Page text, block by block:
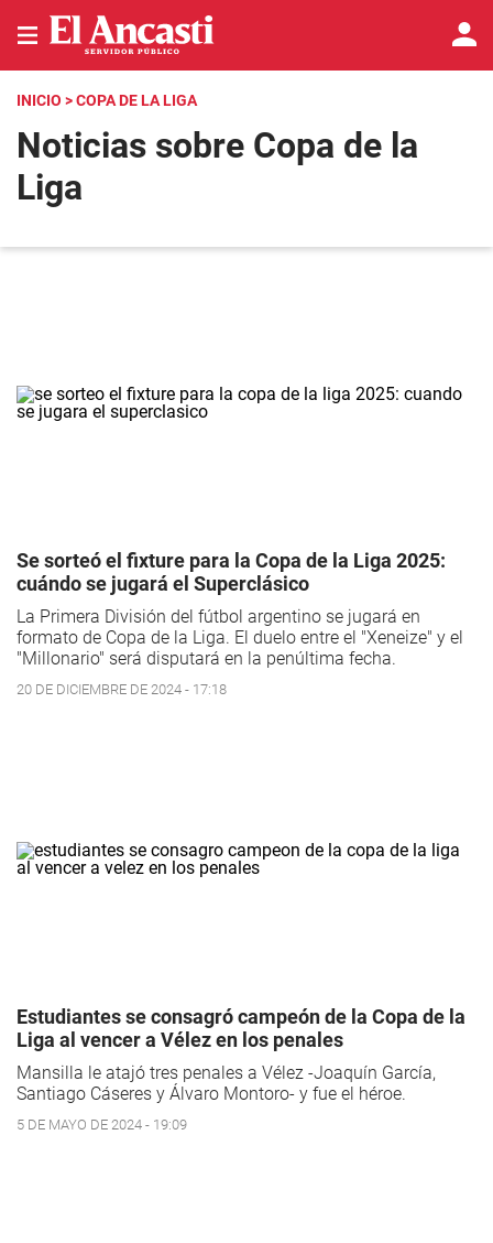
INICIO > COPA DE LA LIGA
Noticias sobre Copa de la
Liga
Se sorteó el fixture para la Copa de la Liga 2025:
cuándo se jugará el Superclásico
La Primera División del fútbol argentino se jugará en
formato de Copa de la Liga. El duelo entre el "Xeneize" y el
"Millonario" será disputará en la penúltima fecha.
20 DE DICIEMBRE DE 2024 - 17:18
Estudiantes se consagró campeón de la Copa de la
Liga al vencer a Vélez en los penales
Mansilla le atajó tres penales a Vélez -Joaquín García,
Santiago Cáseres y Álvaro Montoro- y fue el héroe.
5 DE MAYO DE 2024 - 19:09